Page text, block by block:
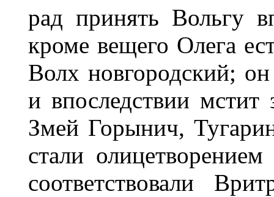
рад принять Вольгу
кроме вещего Олега
Волх новгородский;
и впоследствии
Змей Горынич,
стали
соответствовали